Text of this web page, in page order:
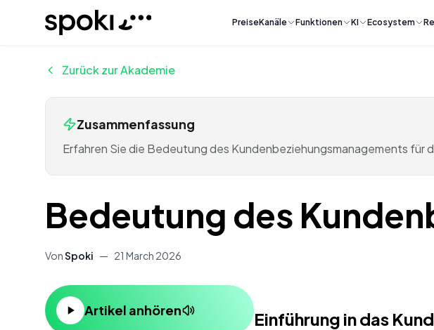
Spoki PreiseKanäle Funktionen KI Ecosystem
Zurück zur Akademie
Zusammenfassung
Erfahren Sie die Bedeutung des Kundenbeziehungsmanagements
Bedeutung des
VonSpoki — 21 March 2026
Artikel anhören Einführung in das